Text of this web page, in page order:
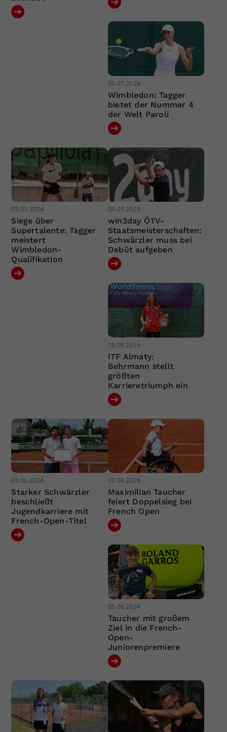
09.07.2024
Wimbledon: Tagger
bietet der Nummer 4
der Welt Paroli
05.07.2024
Siege über
Supertalente: Tagger
meistert
Wimbledon-
Qualifikation
04.07.2024
win2day ÖTV-
Staatsmeisterschaften:
Schwärzler muss bei
Debüt aufgeben
18.06.2024
ITF Almaty:
Behrmann stellt
größten
Karrieretriumph ein
08.06.2024
Starker Schwärzler
beschließt
Jugendkarriere mit
French-Open-Titel
07.06.2024
Maximilian Taucher
feiert Doppelsieg bei
French Open
05.06.2024
Taucher mit großem
Ziel in die French-
Open-
Juniorenpremiere